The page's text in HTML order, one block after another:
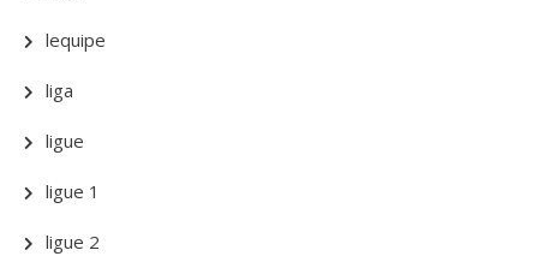
lequipe
liga
ligue
ligue 1
ligue 2